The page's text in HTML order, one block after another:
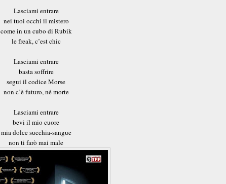
Lasciami entrare
nei tuoi occhi il mistero
come in un cubo di Rubik
le freak, c’est chic
Lasciami entrare
basta soffrire
segui il codice Morse
non c’è futuro, né morte
Lasciami entrare
bevi il mio cuore
mia dolce succhia-sangue
non ti farò mai male